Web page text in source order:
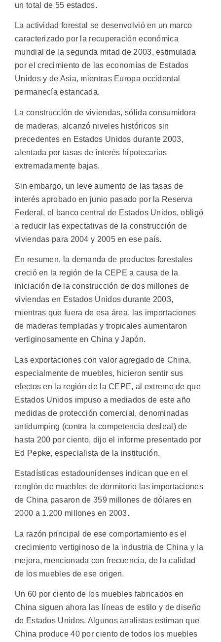
un total de 55 estados.
La actividad forestal se desenvolvió en un marco
caracterizado por la recuperación económica
mundial de la segunda mitad de 2003, estimulada
por el crecimiento de las economías de Estados
Unidos y de Asia, mientras Europa occidental
permanecía estancada.
La construcción de viviendas, sólida consumidora
de maderas, alcanzó niveles históricos sin
precedentes en Estados Unidos durante 2003,
alentada por tasas de interés hipotecarias
extremadamente bajas.
Sin embargo, un leve aumento de las tasas de
interés aprobado en junio pasado por la Reserva
Federal, el banco central de Estados Unidos, obligó
a reducir las expectativas de la construcción de
viviendas para 2004 y 2005 en ese país.
En resumen, la demanda de productos forestales
creció en la región de la CEPE a causa de la
iniciación de la construcción de dos millones de
viviendas en Estados Unidos durante 2003,
mientras que fuera de esa área, las importaciones
de maderas templadas y tropicales aumentaron
vertiginosamente en China y Japón.
Las exportaciones con valor agregado de China,
especialmente de muebles, hicieron sentir sus
efectos en la región de la CEPE, al extremo de que
Estados Unidos impuso a mediados de este año
medidas de protección comercial, denominadas
antidumping (contra la competencia desleal) de
hasta 200 por ciento, dijo el informe presentado por
Ed Pepke, especialista de la institución.
Estadísticas estadounidenses indican que en el
renglón de muebles de dormitorio las importaciones
de China pasaron de 359 millones de dólares en
2000 a 1.200 millones en 2003.
La razón principal de ese comportamiento es el
crecimiento vertiginoso de la industria de China y la
mejora, mencionada con frecuencia, de la calidad
de los muebles de ese origen.
Un 60 por ciento de los muebles fabricados en
China siguen ahora las líneas de estilo y de diseño
de Estados Unidos. Algunos analistas estiman que
China produce 40 por ciento de todos los muebles